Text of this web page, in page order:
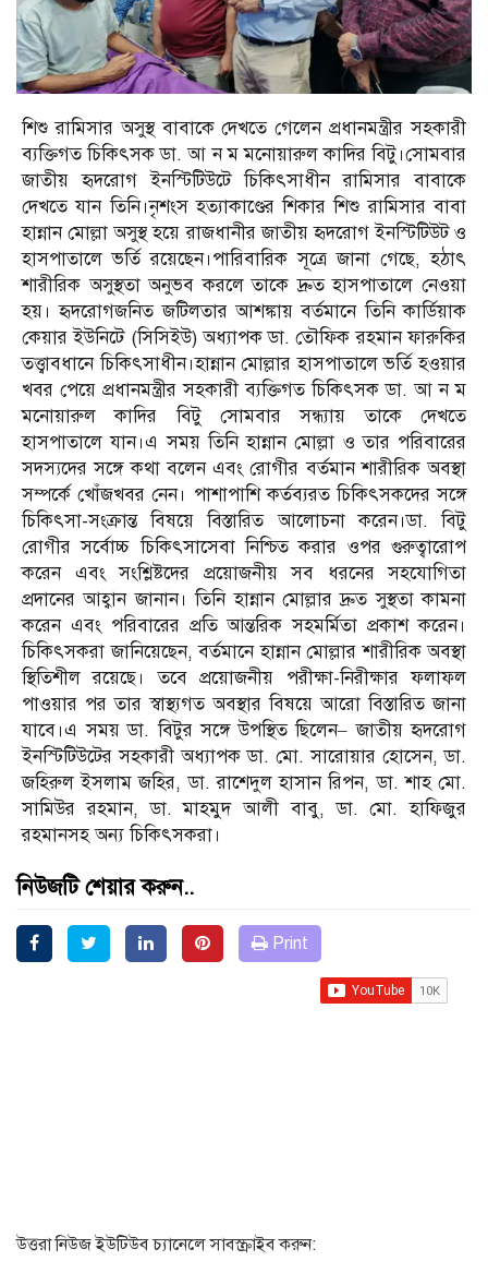
শিশু রামিসার অসুস্থ বাবাকে দেখতে গেলেন প্রধানমন্ত্রীর সহকারী
ব্যক্তিগত চিকিৎসক ডা. আ ন ম মনোয়ারুল কাদির বিটু।সোমবার
জাতীয় হৃদরোগ ইনস্টিটিউটে চিকিৎসাধীন রামিসার বাবাকে
দেখতে যান তিনি।নৃশংস হত্যাকাণ্ডের শিকার শিশু রামিসার বাবা
হান্নান মোল্লা অসুস্থ হয়ে রাজধানীর জাতীয় হৃদরোগ ইনস্টিটিউট ও
হাসপাতালে ভর্তি রয়েছেন।পারিবারিক সূত্রে জানা গেছে, হঠাৎ
শারীরিক অসুস্থতা অনুভব করলে তাকে দ্রুত হাসপাতালে নেওয়া
হয়। হৃদরোগজনিত জটিলতার আশঙ্কায় বর্তমানে তিনি কার্ডিয়াক
কেয়ার ইউনিটে (সিসিইউ) অধ্যাপক ডা. তৌফিক রহমান ফারুকির
তত্ত্বাবধানে চিকিৎসাধীন।হান্নান মোল্লার হাসপাতালে ভর্তি হওয়ার
খবর পেয়ে প্রধানমন্ত্রীর সহকারী ব্যক্তিগত চিকিৎসক ডা. আ ন ম
মনোয়ারুল কাদির বিটু সোমবার সন্ধ্যায় তাকে দেখতে
হাসপাতালে যান।এ সময় তিনি হান্নান মোল্লা ও তার পরিবারের
সদস্যদের সঙ্গে কথা বলেন এবং রোগীর বর্তমান শারীরিক অবস্থা
সম্পর্কে খোঁজখবর নেন। পাশাপাশি কর্তব্যরত চিকিৎসকদের সঙ্গে
চিকিৎসা-সংক্রান্ত বিষয়ে বিস্তারিত আলোচনা করেন।ডা. বিটু
রোগীর সর্বোচ্চ চিকিৎসাসেবা নিশ্চিত করার ওপর গুরুত্বারোপ
করেন এবং সংশ্লিষ্টদের প্রয়োজনীয় সব ধরনের সহযোগিতা
প্রদানের আহ্বান জানান। তিনি হান্নান মোল্লার দ্রুত সুস্থতা কামনা
করেন এবং পরিবারের প্রতি আন্তরিক সহমর্মিতা প্রকাশ করেন।
চিকিৎসকরা জানিয়েছেন, বর্তমানে হান্নান মোল্লার শারীরিক অবস্থা
স্থিতিশীল রয়েছে। তবে প্রয়োজনীয় পরীক্ষা-নিরীক্ষার ফলাফল
পাওয়ার পর তার স্বাস্থ্যগত অবস্থার বিষয়ে আরো বিস্তারিত জানা
যাবে।এ সময় ডা. বিটুর সঙ্গে উপস্থিত ছিলেন– জাতীয় হৃদরোগ
ইনস্টিটিউটের সহকারী অধ্যাপক ডা. মো. সারোয়ার হোসেন, ডা.
জহিরুল ইসলাম জহির, ডা. রাশেদুল হাসান রিপন, ডা. শাহ মো.
সামিউর রহমান, ডা. মাহমুদ আলী বাবু, ডা. মো. হাফিজুর
রহমানসহ অন্য চিকিৎসকরা।
নিউজটি শেয়ার করুন..
Print
উত্তরা নিউজ ইউটিউব চ্যানেলে সাবস্ক্রাইব করুন: